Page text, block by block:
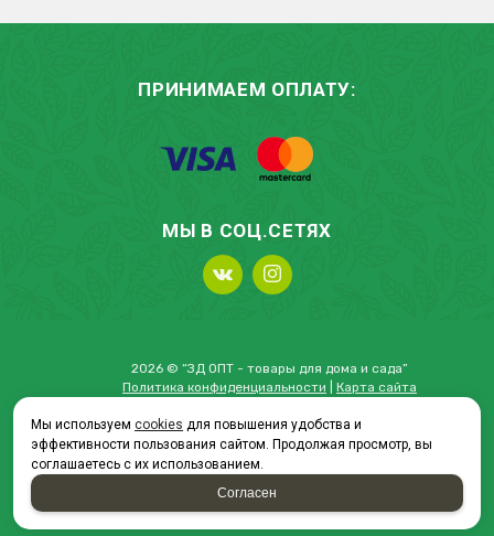
ПРИНИМАЕМ ОПЛАТУ:
МЫ В СОЦ.СЕТЯХ
2026 © “ЗД ОПТ - товары для дома и сада”
Политика конфиденциальности
Карта сайта
Мы используем cookies для повышения удобства и
эффективности пользования сайтом. Продолжая просмотр, вы
соглашаетесь с их использованием.
Согласен